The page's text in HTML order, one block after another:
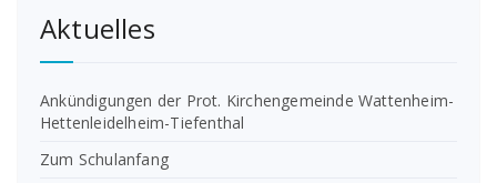
Aktuelles
Ankündigungen der Prot. Kirchengemeinde Wattenheim-
Hettenleidelheim-Tiefenthal
Zum Schulanfang